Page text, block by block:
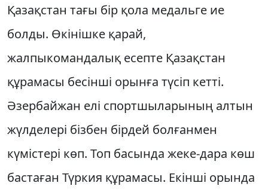
Қазақстан тағы бір қола медальге ие
болды. Өкінішке қарай,
жалпыкомандалық есепте Қазақстан
құрамасы бесінші орынға түсіп кетті.
Әзербайжан елі спортшыларының алтын
жүлделері бізбен бірдей болғанмен
күмістері көп. Топ басында жеке-дара көш
бастаған Түркия құрамасы. Екінші орында